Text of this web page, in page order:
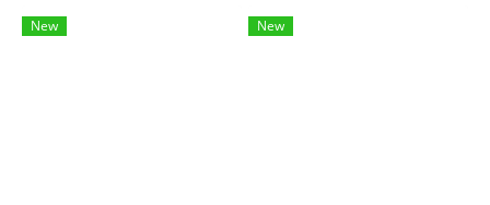
New New